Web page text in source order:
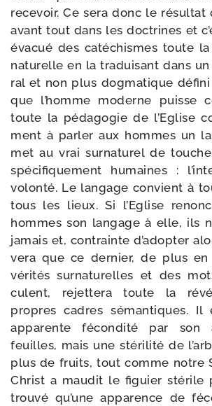
rece­voir. Ce sera donc le résul­tat
avant tout dans les doc­trines et
éva­cué des caté­chismes toute
na­tu­relle en la tra­dui­sant dans
ral et non plus dog­ma­tique
que l’homme moderne puisse
toute la péda­go­gie de l’Eglise
ment à par­ler aux hommes un
met au vrai sur­na­tu­rel de
spé­ci­fi­que­ment humaines :
volon­té. Le lan­gage convient à
tous les lieux. Si l’Eglise
hommes son lan­gage à elle, ils
jamais et, contrainte d’a­dop­ter
ve­ra que ce der­nier, de plus
véri­tés sur­na­tu­relles et des
culent, rejet­te­ra toute la
propres cadres séman­tiques. Il
appa­rente fécon­di­té par son
feuilles, mais une sté­ri­li­té de
plus de fruits, tout comme notre
Christ a mau­dit le figuier sté­rile
trou­vé qu’une appa­rence de